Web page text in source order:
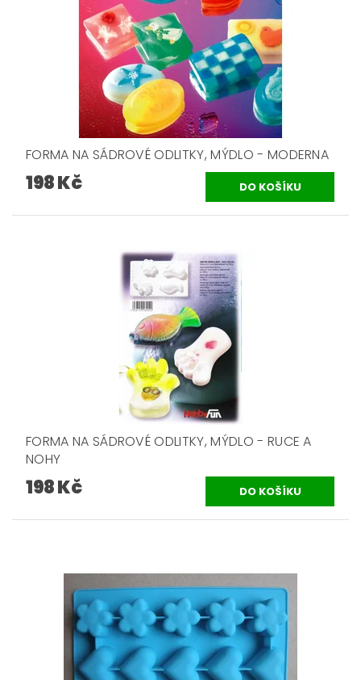
FORMA NA SÁDROVÉ ODLITKY, MÝDLO - MODERNA
198 Kč
FORMA NA SÁDROVÉ ODLITKY, MÝDLO - RUCE A
NOHY
198 Kč